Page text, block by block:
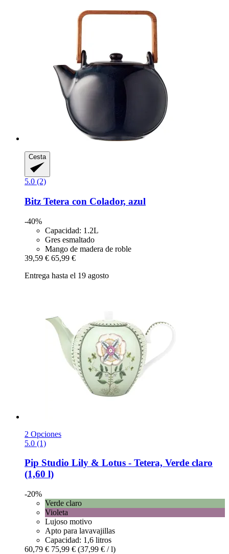
Cesta
5.0 (2)
Bitz Tetera con Colador, azul
-40%
Capacidad: 1.2L
Gres esmaltado
Mango de madera de roble
39,59 € 65,99 €
Entrega hasta el 19 agosto
2 Opciones
5.0 (1)
Pip Studio Lily & Lotus -​ Tetera, Verde claro
(1,60 l)
-20%
Verde claro
Violeta
Lujoso motivo
Apto para lavavajillas
Capacidad: 1,6 litros
60,79 € 75,99 € (37,99 € / l)